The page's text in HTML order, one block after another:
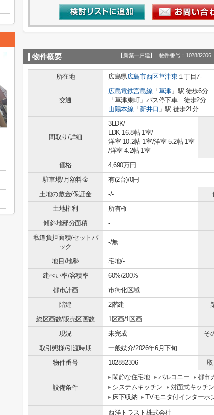
物件概要 【新築一戸建】 物件番号：102882306
所在地 広島県広島市西区草津東 １丁目7-
交通
広島電鉄宮島線 「 草津 」駅 徒歩6分
「草津東町」バス停下車 徒歩2分
山陽本線 「 新井口 」駅 徒歩21分
間取り/詳細
3LDK/
LDK 16.8帖 1室/
洋室 10.2帖 1室/洋室 5.2帖 1室
/洋室 4.2帖 1室
価格
4,690万円
駐車場/月額料金
有(2台)/0円
土地の敷金/保証金
-/-
土地権利
所有権
傾斜地部分面積
-
私道負担面積/セットバ
ック
-/無
地目/地勢 宅地/-
建ぺい率/容積率
60%/200%
都市計画
市街化区域
階建
2階建
総区画数/販売区画数
1区画/1区画
現況
未完成 そ
取引態様/引渡時期
一般媒介/2026年6月下旬
物件番号
102882306
設備条件
閑静な住宅地 バルコニー 都市
システムキッチン
対面式キッチン
床下収納
TVモニタ付インターホ
西洋トラスト株式会社